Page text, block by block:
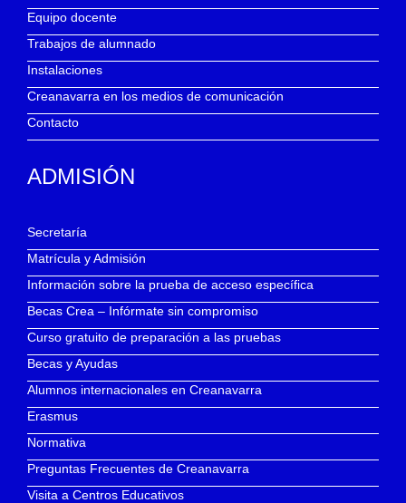
Equipo docente
Trabajos de alumnado
Instalaciones
Creanavarra en los medios de comunicación
Contacto
ADMISIÓN
Secretaría
Matrícula y Admisión
Información sobre la prueba de acceso específica
Becas Crea – Infórmate sin compromiso
Curso gratuito de preparación a las pruebas
Becas y Ayudas
Alumnos internacionales en Creanavarra
Erasmus
Normativa
Preguntas Frecuentes de Creanavarra
Visita a Centros Educativos